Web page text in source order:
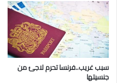
ا
ف
ت
ر
ح
ي
ل
ش
ل
ن
ة
م
د
سبب غريب..فرنسا تحرم لاجئ من
جنسيتها